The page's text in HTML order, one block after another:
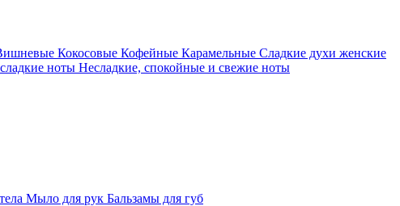
Кокосовые Кофейные Карамельные Сладкие духи женские
ноты Несладкие, спокойные и свежие ноты
Мыло для рук Бальзамы для губ